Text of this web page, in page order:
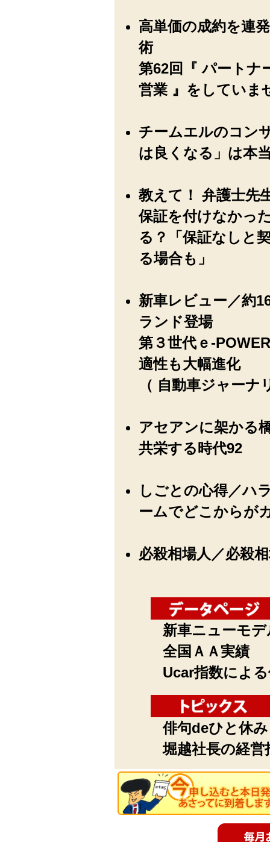
高単価の成約を連
術
第62回『 パートナ
営業 』をしていま
チームエルのコン
は良くなる」は本
教えて！ 弁護士先
保証を付けなかっ
る？「保証なしと
る場合も」
新車レビュー／約
ランド登場
第３世代ｅ-
適性も大幅進化
（ 自動車ジャー
アセアンに架かる
共栄する時代92
しごとの心得／ハ
ームでどこからが
必殺相場人／必殺
新車ニューモ
全国ＡＡ実績
Ucar指数によ
俳句deひと休み
堀越社長の経営